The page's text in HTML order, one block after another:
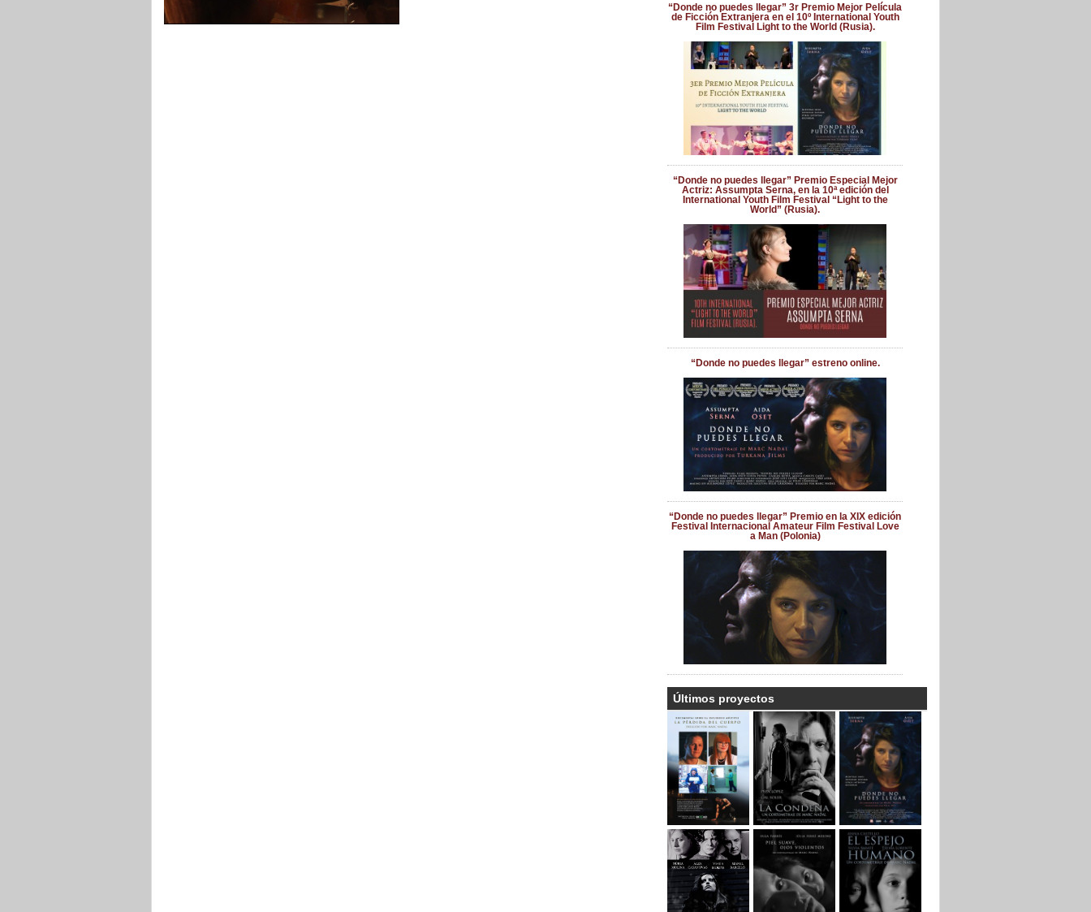
“Donde no puedes llegar” 3r Premio Mejor Película
de Ficción Extranjera en el 10º International Youth
Film Festival Light to the World (Rusia).
“Donde no puedes llegar” Premio Especial Mejor
Actriz: Assumpta Serna, en la 10ª edición del
International Youth Film Festival “Light to the
World” (Rusia).
“Donde no puedes llegar” estreno online.
“Donde no puedes llegar” Premio en la XIX edición
Festival Internacional Amateur Film Festival Love
a Man (Polonia)
Últimos proyectos